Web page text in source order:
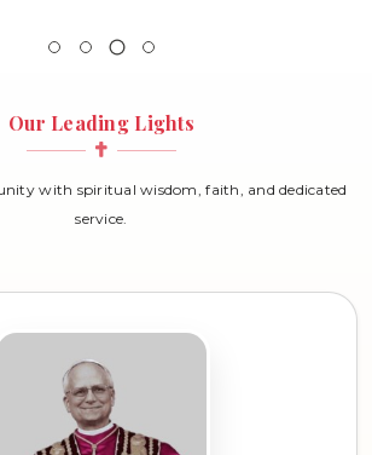
Our Leading Lights
with spiritual wisdom, faith, and dedicated
service.